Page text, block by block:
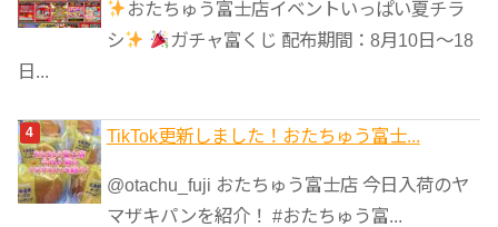
おたちゅう富士店イベントいっぱい夏チラ
シ
ガチャ富くじ 配布期間：8月10日～18
日...
TikTok更新しました！おたちゅう富士...
@otachu_fuji おたちゅう富士店 今日入荷のヤ
マザキパンを紹介！ #おたちゅう富...